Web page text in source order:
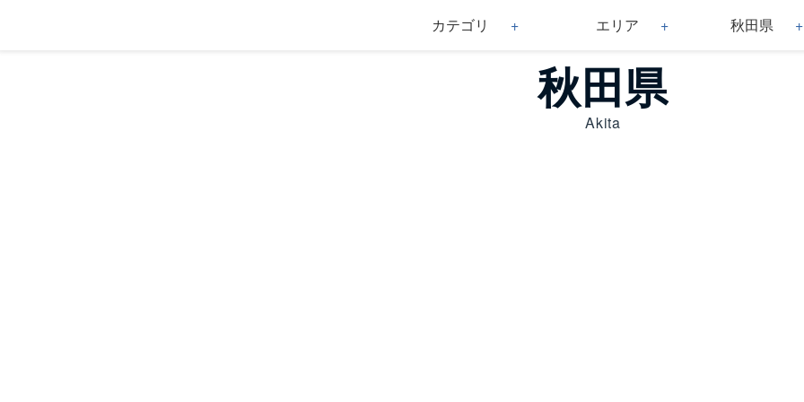
カテゴリ エリア 秋田県
秋田県
Akita